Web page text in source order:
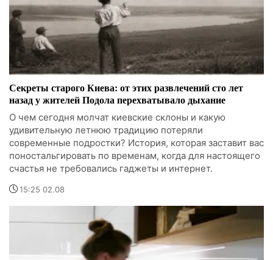
Секреты старого Киева: от этих развлечений сто лет
назад у жителей Подола перехватывало дыхание
О чем сегодня молчат киевские склоны и какую
удивительную летнюю традицию потеряли
современные подростки? История, которая заставит вас
поностальгировать по временам, когда для настоящего
счастья не требовались гаджеты и интернет.
15:25 02.08